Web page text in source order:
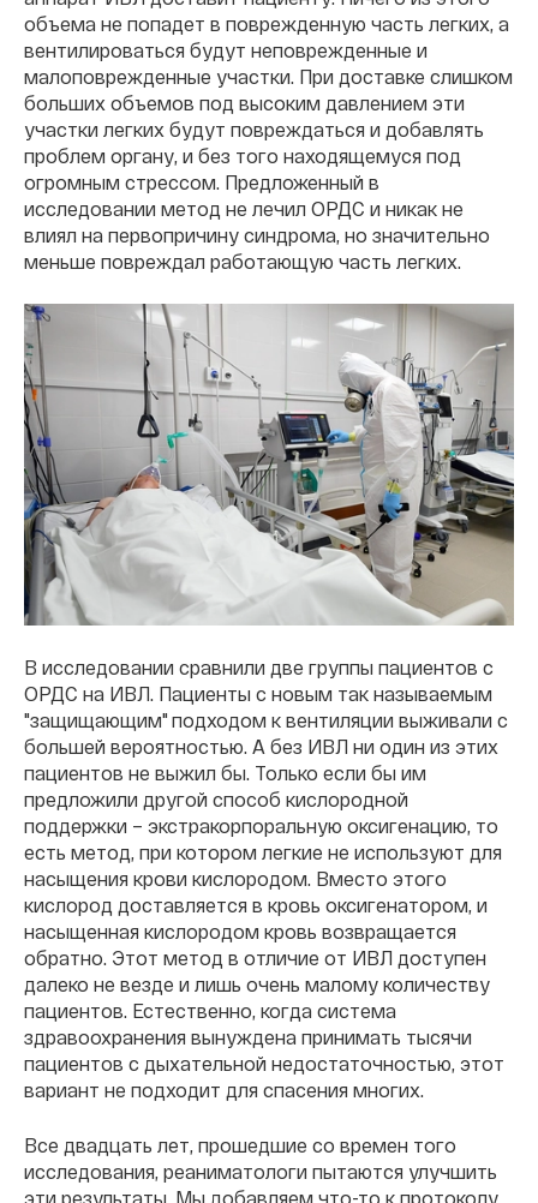
объема не попадет в поврежденную часть легких, а
вентилироваться будут неповрежденные и
малоповрежденные участки. При доставке слишком
больших объемов под высоким давлением эти
участки легких будут повреждаться и добавлять
проблем органу, и без того находящемуся под
огромным стрессом. Предложенный в
исследовании метод не лечил ОРДС и никак не
влиял на первопричину синдрома, но значительно
меньше повреждал работающую часть легких.
В исследовании сравнили две группы пациентов с
ОРДС на ИВЛ. Пациенты с новым так называемым
"защищающим" подходом к вентиляции выживали с
большей вероятностью. А без ИВЛ ни один из этих
пациентов не выжил бы. Только если бы им
предложили другой способ кислородной
поддержки – экстракорпоральную оксигенацию, то
есть метод, при котором легкие не используют для
насыщения крови кислородом. Вместо этого
кислород доставляется в кровь оксигенатором, и
насыщенная кислородом кровь возвращается
обратно. Этот метод в отличие от ИВЛ доступен
далеко не везде и лишь очень малому количеству
пациентов. Естественно, когда система
здравоохранения вынуждена принимать тысячи
пациентов с дыхательной недостаточностью, этот
вариант не подходит для спасения многих.
Все двадцать лет, прошедшие со времен того
исследования, реаниматологи пытаются улучшить
эти результаты. Мы добавляем что-то к протоколу,